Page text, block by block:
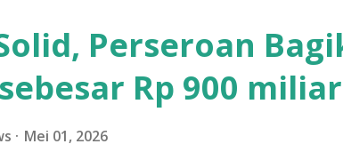
di wilayah ini adalah ritel.
menjadi andalan masyarakat
kebutuhan sehari-hari. Para
Perseroan
Rp 900 miliar
Mei 01, 2026